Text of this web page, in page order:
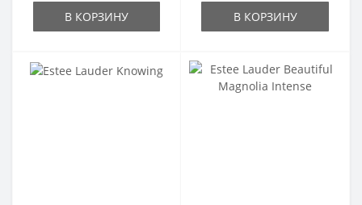
В КОРЗИНУ В КОРЗИНУ